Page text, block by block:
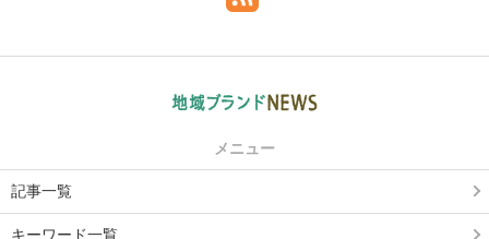
メニュー
記事一覧
キーワード一覧